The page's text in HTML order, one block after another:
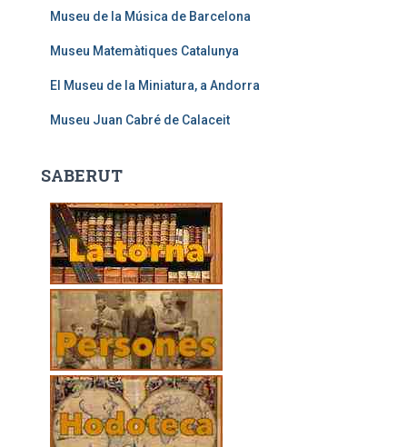
Museu de la Música de Barcelona
Museu Matemàtiques Catalunya
El Museu de la Miniatura, a Andorra
Museu Juan Cabré de Calaceit
SABERUT